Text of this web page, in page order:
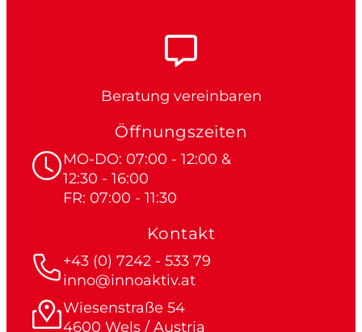
Beratung vereinbaren
Öffnungszeiten
MO-DO: 07:00 - 12:00 &
12:30 - 16:00
FR: 07:00 - 11:30
Kontakt
+43 (0) 7242 - 533 79
inno@innoaktiv.at
Wiesenstraße 54
4600 Wels / Austria